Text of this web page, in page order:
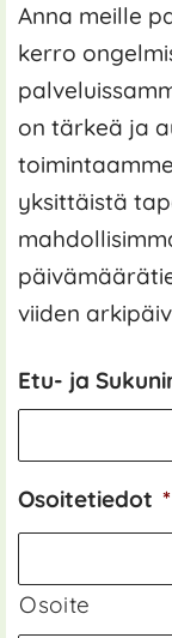
Anna meille
kerro
on tärkeä ja
yksittäistä
viiden
Etu- ja
Osoitetiedot *
Osoite